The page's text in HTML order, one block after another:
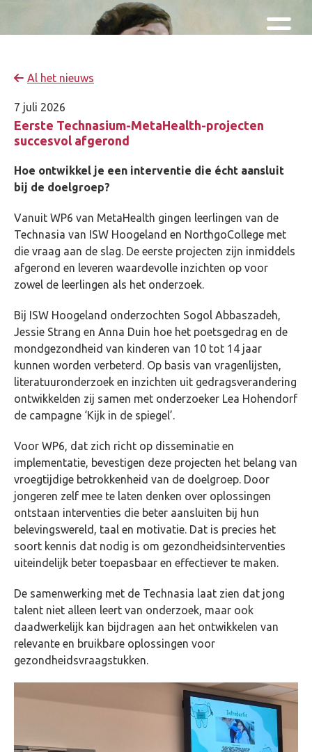
Skip and go to content
Directly to navigation
Al het nieuws
7 juli 2026
Eerste Technasium-MetaHealth-projecten
succesvol afgerond
Hoe ontwikkel je een interventie die écht aansluit
bij de doelgroep?
Vanuit WP6 van MetaHealth gingen leerlingen van de
Technasia van ISW Hoogeland en NorthgoCollege met
die vraag aan de slag. De eerste projecten zijn inmiddels
afgerond en leveren waardevolle inzichten op voor
zowel de leerlingen als het onderzoek.
Bij ISW Hoogeland onderzochten Sogol Abbaszadeh,
Jessie Strang en Anna Duin hoe het poetsgedrag en de
mondgezondheid van kinderen van 10 tot 14 jaar
kunnen worden verbeterd. Op basis van vragenlijsten,
literatuuronderzoek en inzichten uit gedragsverandering
ontwikkelden zij samen met onderzoeker Lea Hohendorf
de campagne ‘Kijk in de spiegel’.
Voor WP6, dat zich richt op disseminatie en
implementatie, bevestigen deze projecten het belang van
vroegtijdige betrokkenheid van de doelgroep. Door
jongeren zelf mee te laten denken over oplossingen
ontstaan interventies die beter aansluiten bij hun
belevingswereld, taal en motivatie. Dat is precies het
soort kennis dat nodig is om gezondheidsinterventies
uiteindelijk beter toepasbaar en effectiever te maken.
De samenwerking met de Technasia laat zien dat jong
talent niet alleen leert van onderzoek, maar ook
daadwerkelijk kan bijdragen aan het ontwikkelen van
relevante en bruikbare oplossingen voor
gezondheidsvraagstukken.